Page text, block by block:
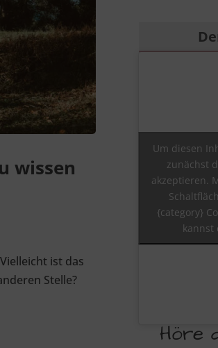
wissen
ist das
Stelle?
Um diesen
zunächst
akzeptieren.
{category}
kannst
Höre